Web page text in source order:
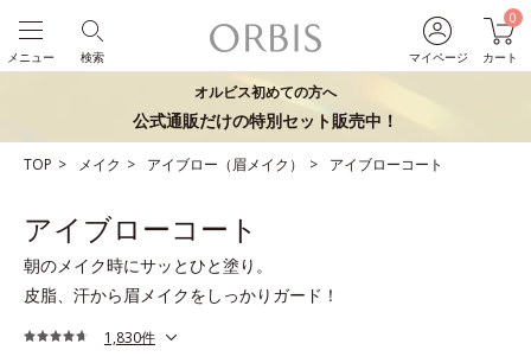
マイページ
0
カート
検索
メニュー
オルビス初めての方へ
公式通販だけの特別セット販売中！
TOP メイク アイブロー（眉メイク） アイブローコート
アイブローコート
朝のメイク時にサッとひと塗り。
皮脂、汗から眉メイクをしっかりガード！
1,830件